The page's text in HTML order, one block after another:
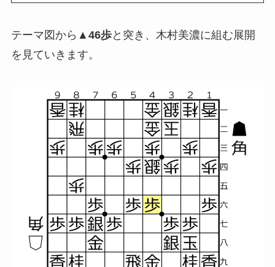
テーマ図から ▲46歩と突き、木村美濃に組む展開
を見ていきます。